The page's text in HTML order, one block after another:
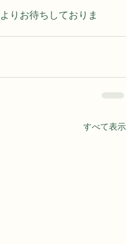
りお待ちしておりま